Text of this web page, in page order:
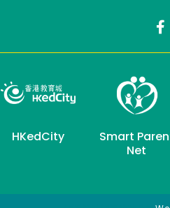
HKedCity
Smart
Net